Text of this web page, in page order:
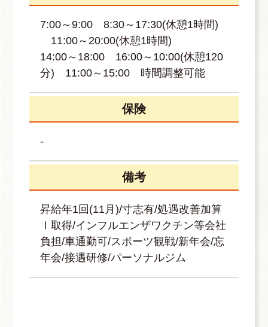
7:00～9:00 8:30～17:30(休憩1時間)
11:00～20:00(休憩1時間)
14:00～18:00 16:00～10:00(休憩120
分) 11:00～15:00 時間調整可能
保険
-
備考
昇給年1回(11月)/寸志有/処遇改善加算
Ⅰ取得/インフルエンザワクチン等会社
負担/車通勤可/スポーツ観戦/新年会/忘
年会/接遇研修/パーソナルジム